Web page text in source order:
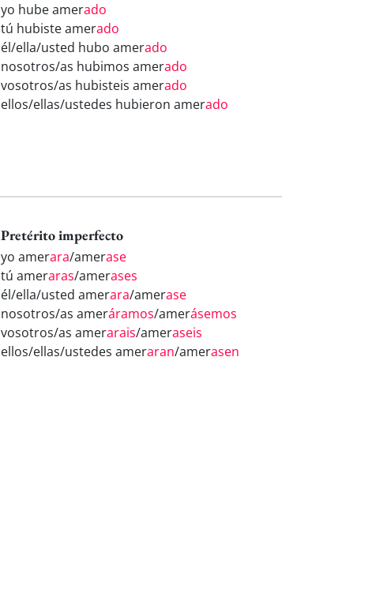
yo hube amerado
tú hubiste amerado
él/ella/usted hubo amerado
nosotros/as hubimos amerado
vosotros/as hubisteis amerado
ellos/ellas/ustedes hubieron amerado
Pretérito imperfecto
yo amerara/amerase
tú ameraras/amerases
él/ella/usted amerara/amerase
nosotros/as ameráramos/amerásemos
vosotros/as amerarais/ameraseis
ellos/ellas/ustedes ameraran/amerasen